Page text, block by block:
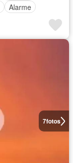
Alarme
7fotos